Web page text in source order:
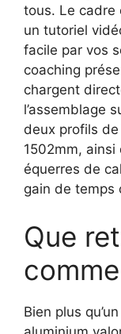
tous. Le cadre
un tutoriel
facile par vos
coaching
chargent
l’assemblage
deux profils
1502mm,
équerres de
gain de temps
Que
Bien plus